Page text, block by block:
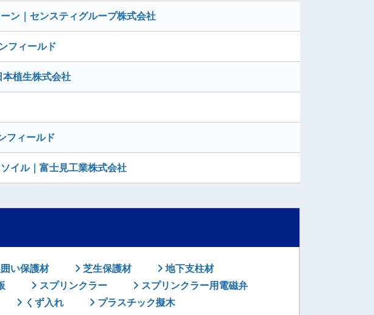
｜センスティグループ株式会社
フィールド
植生株式会社
フィールド
イル｜富士見工業株式会社
い保護材 芝生保護材
地下支柱材
スプリンクラー
スプリンクラー用電磁弁
くず入れ プラスチック擬木